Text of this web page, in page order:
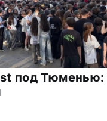
под Тюменью: